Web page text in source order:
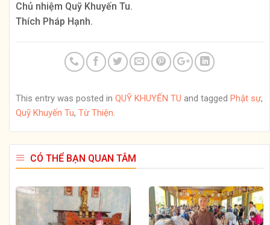
Chủ nhiệm Quỹ Khuyến Tu.
Thích Pháp Hạnh.
This entry was posted in QUỸ KHUYẾN TU and tagged Phật sự,
Quỹ Khuyến Tu, Từ Thiện.
CÓ THỂ BẠN QUAN TÂM